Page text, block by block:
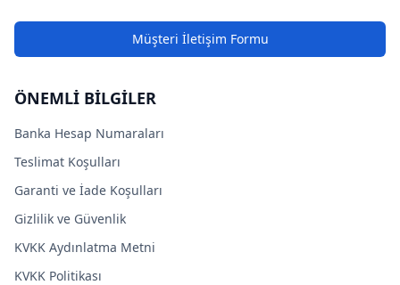
Müşteri İletişim Formu
ÖNEMLİ BİLGİLER
Banka Hesap Numaraları
Teslimat Koşulları
Garanti ve İade Koşulları
Gizlilik ve Güvenlik
KVKK Aydınlatma Metni
KVKK Politikası